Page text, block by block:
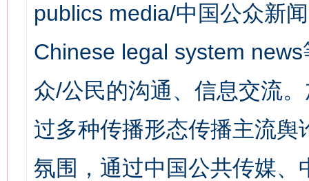
publics media/中国公众新
Chinese legal system
众/公民的沟通、信息交流
过多种传播形态传播主流
氛围，通过中国公共传媒